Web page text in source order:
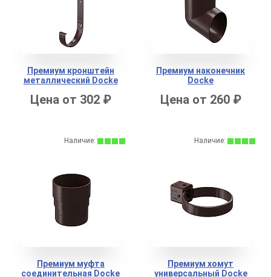
Премиум кронштейн
металлический Docke
Цена от 302 ₽
Премиум наконечник
Docke
Цена от 260 ₽
Наличие:
Премиум муфта
соединительная Docke
Наличие:
Премиум хомут
универсальный Docke